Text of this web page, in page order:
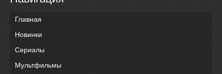
Главная
Новинки
Сериалы
Мультфильмы